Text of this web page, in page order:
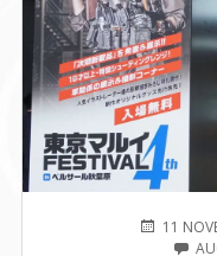
PUBLIÉ
11